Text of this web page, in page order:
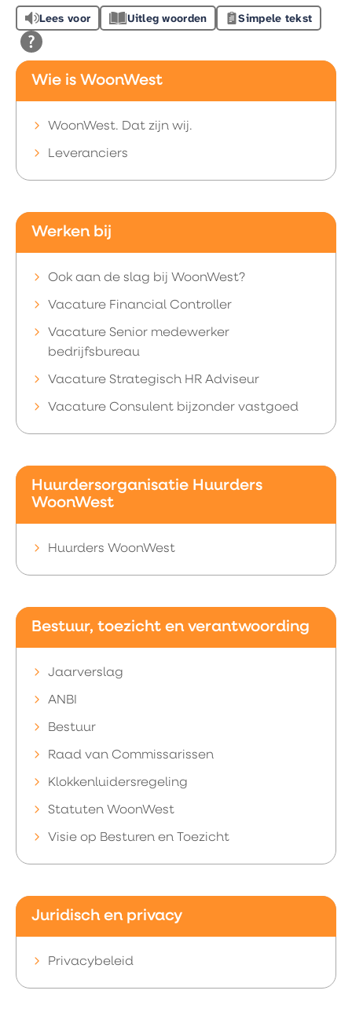
Lees voor Uitleg woorden Simpele tekst
Wie is WoonWest
WoonWest. Dat zijn wij.
Leveranciers
Werken bij
Ook aan de slag bij WoonWest?
Vacature Financial Controller
Vacature Senior medewerker
bedrijfsbureau
Vacature Strategisch HR Adviseur
Vacature Consulent bijzonder vastgoed
Huurdersorganisatie Huurders
WoonWest
Huurders WoonWest
Bestuur, toezicht en verantwoording
Jaarverslag
ANBI
Bestuur
Raad van Commissarissen
Klokkenluidersregeling
Statuten WoonWest
Visie op Besturen en Toezicht
Juridisch en privacy
Privacybeleid